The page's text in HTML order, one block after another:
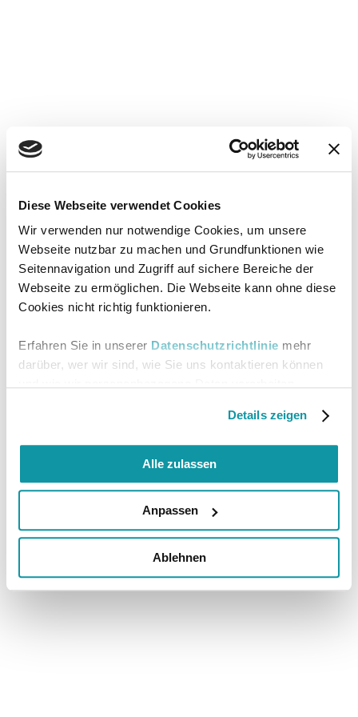
Diese Webseite verwendet Cookies
Wir verwenden nur notwendige Cookies, um unsere
Webseite nutzbar zu machen und Grundfunktionen wie
Seitennavigation und Zugriff auf sichere Bereiche der
Webseite zu ermöglichen. Die Webseite kann ohne diese
Cookies nicht richtig funktionieren.
Erfahren Sie in unserer Datenschutzrichtlinie mehr
darüber, wer wir sind, wie Sie uns kontaktieren können
Details zeigen
Alle zulassen
Anpassen
Ablehnen